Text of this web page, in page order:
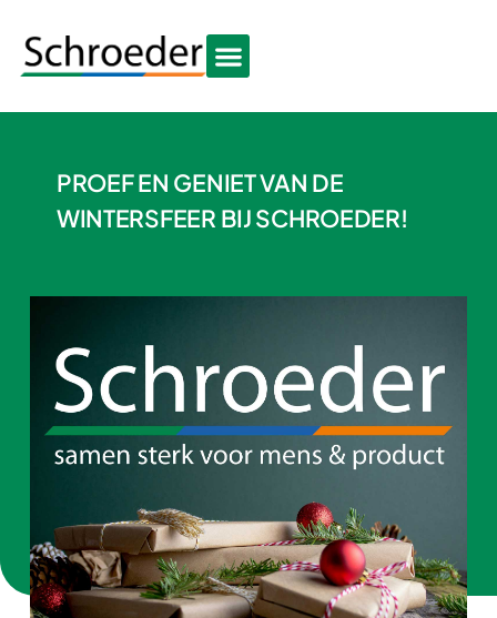
PROEF EN GENIET VAN DE
WINTERSFEER BIJ SCHROEDER!